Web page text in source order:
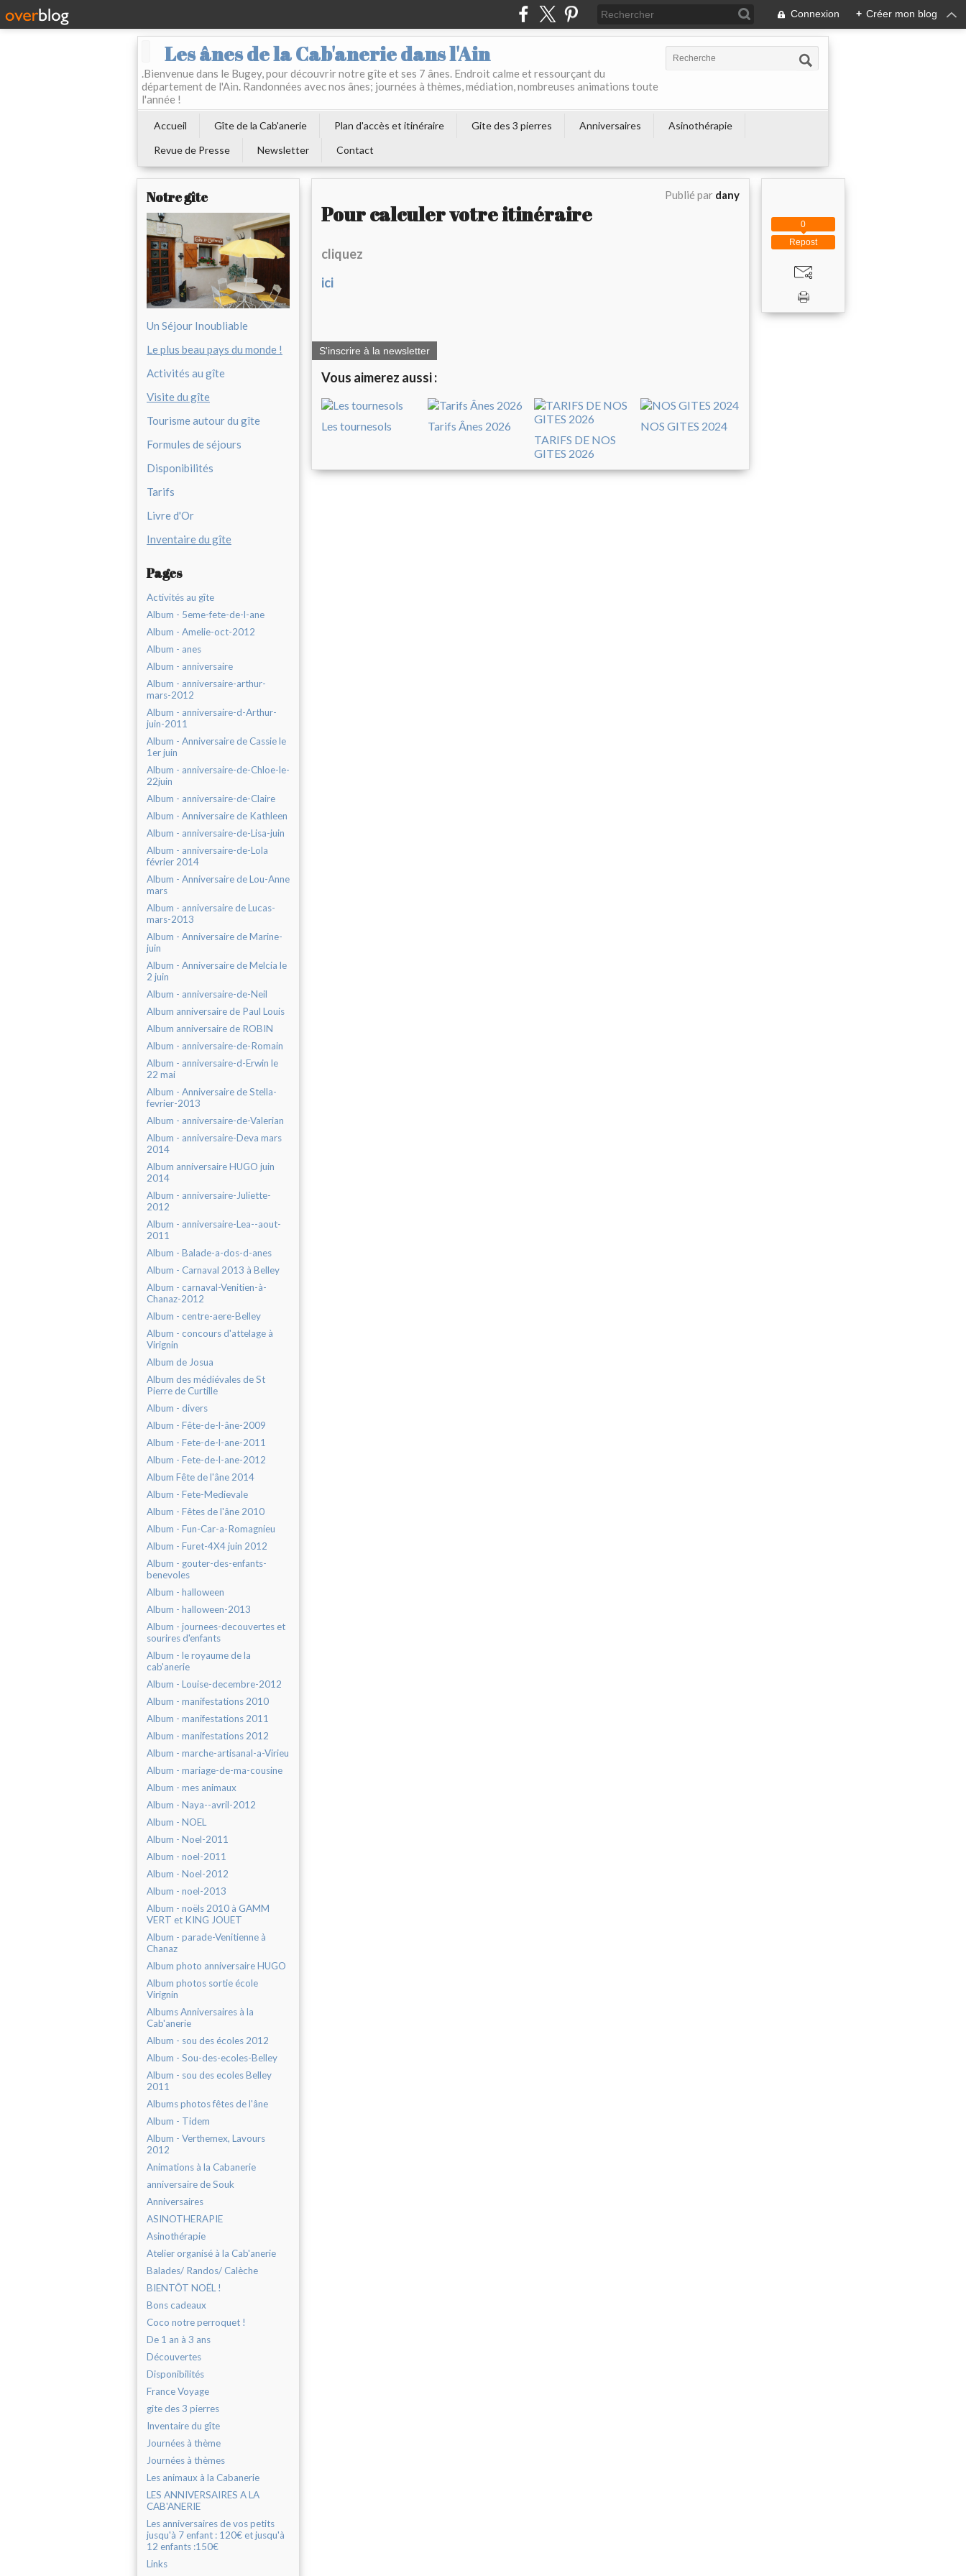
Connexion + Créer mon blog
Les ânes de la Cab'anerie dans l'Ain
.Bienvenue dans le Bugey, pour découvrir notre gîte et ses 7 ânes. Endroit calme et ressourçant du
département de l'Ain. Randonnées avec nos ânes; journées à thèmes, médiation, nombreuses animations toute
l'année !
Accueil Gîte de la Cab'anerie Plan d'accès et itinéraire Gite des 3 pierres Anniversaires
Asinothérapie
Revue de Presse
Newsletter Contact
Notre gîte
Un Séjour Inoubliable
Le plus beau pays du monde !
Activités au gîte
Visite du gîte
Tourisme autour du gîte
Formules de séjours
Disponibilités
Tarifs
Livre d'Or
Inventaire du gîte
Pages
Activités au gîte
Album - 5eme-fete-de-l-ane
Album - Amelie-oct-2012
Album - anes
Album - anniversaire
Album - anniversaire-arthur-
mars-2012
Album - anniversaire-d-Arthur-
juin-2011
Album - Anniversaire de Cassie le
1er juin
Album - anniversaire-de-Chloe-le-
22juin
Album - anniversaire-de-Claire
Album - Anniversaire de Kathleen
Album - anniversaire-de-Lisa-juin
Album - anniversaire-de-Lola
février 2014
Album - Anniversaire de Lou-Anne
mars
Album - anniversaire de Lucas-
mars-2013
Album - Anniversaire de Marine-
juin
Album - Anniversaire de Melcia le
2 juin
Album - anniversaire-de-Neil
Album anniversaire de Paul Louis
Album anniversaire de ROBIN
Album - anniversaire-de-Romain
Album - anniversaire-d-Erwin le
22 mai
Album - Anniversaire de Stella-
fevrier-2013
Album - anniversaire-de-Valerian
Album - anniversaire-Deva mars
2014
Album anniversaire HUGO juin
2014
Album - anniversaire-Juliette-
2012
Album - anniversaire-Lea--aout-
2011
Album - Balade-a-dos-d-anes
Album - Carnaval 2013 à Belley
Album - carnaval-Venitien-à-
Chanaz-2012
Album - centre-aere-Belley
Album - concours d'attelage à
Virignin
Album de Josua
Album des médiévales de St
Pierre de Curtille
Album - divers
Album - Fête-de-l-âne-2009
Album - Fete-de-l-ane-2011
Album - Fete-de-l-ane-2012
Album Fête de l'âne 2014
Album - Fete-Medievale
Album - Fêtes de l'âne 2010
Album - Fun-Car-a-Romagnieu
Album - Furet-4X4 juin 2012
Album - gouter-des-enfants-
benevoles
Album - halloween
Album - halloween-2013
Album - journees-decouvertes et
sourires d'enfants
Album - le royaume de la
cab'anerie
Album - Louise-decembre-2012
Album - manifestations 2010
Album - manifestations 2011
Album - manifestations 2012
Album - marche-artisanal-a-Virieu
Album - mariage-de-ma-cousine
Album - mes animaux
Album - Naya--avril-2012
Album - NOEL
Album - Noel-2011
Album - noel-2011
Album - Noel-2012
Album - noel-2013
Album - noëls 2010 à GAMM
VERT et KING JOUET
Album - parade-Venitienne à
Chanaz
Album photo anniversaire HUGO
Album photos sortie école
Virignin
Albums Anniversaires à la
Cab'anerie
Album - sou des écoles 2012
Album - Sou-des-ecoles-Belley
Album - sou des ecoles Belley
2011
Albums photos fêtes de l'âne
Album - Tidem
Album - Verthemex, Lavours
2012
Animations à la Cabanerie
anniversaire de Souk
Anniversaires
ASINOTHERAPIE
Asinothérapie
Atelier organisé à la Cab'anerie
Balades/ Randos/ Calèche
BIENTÔT NOËL !
Bons cadeaux
Coco notre perroquet !
De 1 an à 3 ans
Découvertes
Disponibilités
France Voyage
gite des 3 pierres
Inventaire du gîte
Journées à thème
Journées à thèmes
Les animaux à la Cabanerie
LES ANNIVERSAIRES A LA
CAB'ANERIE
Les anniversaires de vos petits
jusqu'à 7 enfant : 120€ et jusqu'à
12 enfants :150€
Links
Publié par dany
Pour calculer votre itinéraire
cliquez
ici
S'inscrire à la newsletter
Vous aimerez aussi :
Les tournesols
Tarifs Ânes 2026
TARIFS DE NOS
GITES 2026
NOS GITES 2024
Repost
0